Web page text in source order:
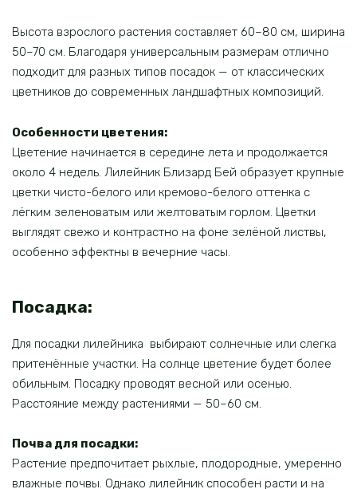
Высота взрослого растения составляет 60–80 см, ширина
50–70 см. Благодаря универсальным размерам отлично
подходит для разных типов посадок — от классических
цветников до современных ландшафтных композиций.
Особенности цветения:
Цветение начинается в середине лета и продолжается
около 4 недель. Лилейник Близард Бей образует крупные
цветки чисто-белого или кремово-белого оттенка с
лёгким зеленоватым или желтоватым горлом. Цветки
выглядят свежо и контрастно на фоне зелёной листвы,
особенно эффектны в вечерние часы.
Посадка:
Для посадки лилейника выбирают солнечные или слегка
притенённые участки. На солнце цветение будет более
обильным. Посадку проводят весной или осенью.
Расстояние между растениями — 50–60 см.
Почва для посадки:
Растение предпочитает рыхлые, плодородные, умеренно
влажные почвы. Однако лилейник способен расти и на